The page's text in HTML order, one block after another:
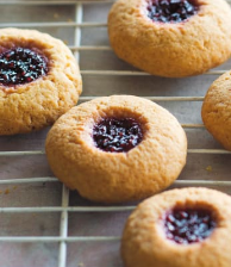
Témata
Recepty
Články
TV Program
Škola vaření